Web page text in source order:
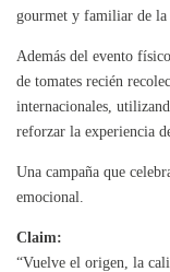
gourmet y familiar de la
Además del evento
de tomates recién
internacionales,
reforzar la experiencia
Una campaña que
emocional.
Claim:
“Vuelve el origen, la